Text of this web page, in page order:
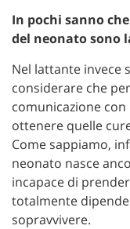
In pochi sanno
del neonato sono
Nel lattante invece
considerare che
comunicazione
ottenere quelle
Come sappiamo,
neonato nasce
incapace di
totalmente
sopravvivere.